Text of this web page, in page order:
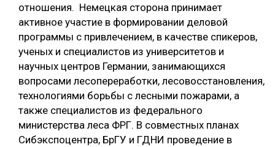
отношения. Немецкая сторона принимает
активное участие в формировании деловой
программы с привлечением, в качестве спикеров,
ученых и специалистов из университетов и
научных центров Германии, занимающихся
вопросами лесопереработки, лесовосстановления,
технологиями борьбы с лесными пожарами, а
также специалистов из федерального
министерства леса ФРГ. В совместных планах
Сибэкспоцентра, БрГУ и ГДНИ проведение в